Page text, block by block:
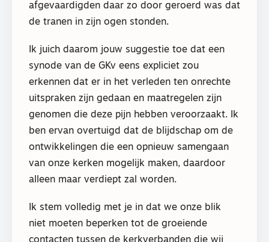
afgevaardigden daar zo door geroerd was dat
de tranen in zijn ogen stonden.
Ik juich daarom jouw suggestie toe dat een
synode van de GKv eens expliciet zou
erkennen dat er in het verleden ten onrechte
uitspraken zijn gedaan en maatregelen zijn
genomen die deze pijn hebben veroorzaakt. Ik
ben ervan overtuigd dat de blijdschap om de
ontwikkelingen die een opnieuw samengaan
van onze kerken mogelijk maken, daardoor
alleen maar verdiept zal worden.
Ik stem volledig met je in dat we onze blik
niet moeten beperken tot de groeiende